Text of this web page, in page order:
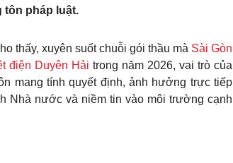
tôn pháp luật.
thấy, xuyên suốt chuỗi gói thầu mà Sài Gòn
điện Duyên Hải trong năm 2026, vai trò của
mang tính quyết định, ảnh hưởng trực tiếp
Nhà nước và niềm tin vào môi trường cạnh